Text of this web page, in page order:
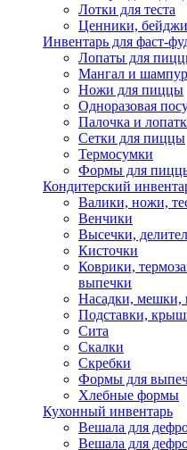
Лотки для теста
Ценники,
Инвентарь для фаст-
Лопаты для
Мангал и
Ножи для пиццы
Одноразовая
Палочка и
Сетки для пиццы
Термосумки
Формы для
Кондитерский
Валики, ножи,
Венчики
Высечки,
Кисточки
Коврики,
выпечки
Насадки, мешки,
Подставки,
Сита
Скалки
Скребки
Формы для
Хлебные формы
Кухонный инвентарь
Вешала для
Вешала для